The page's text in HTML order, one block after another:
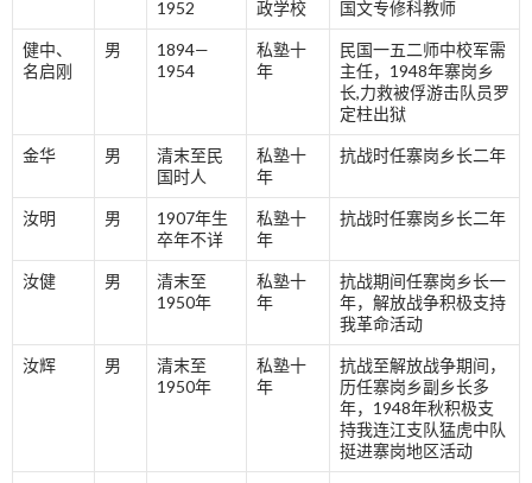
1952 政学校 国文专修科教师
健中、
名启刚
男
1894—
1954
私塾十
年
民国一五二师中校军需
主任，1948年寨岗乡
长,力救被俘游击队员罗
定柱出狱
金华 男
清末至民
国时人
私塾十
年
抗战时任寨岗乡长二年
汝明 男
1907年生
卒年不详
私塾十
年
抗战时任寨岗乡长二年
汝健 男
清末至
1950年
私塾十
年
抗战期间任寨岗乡长一
年，解放战争积极支持
我革命活动
汝辉 男
清末至
1950年
私塾十
年
抗战至解放战争期间，
历任寨岗乡副乡长多
年，1948年秋积极支
持我连江支队猛虎中队
挺进寨岗地区活动